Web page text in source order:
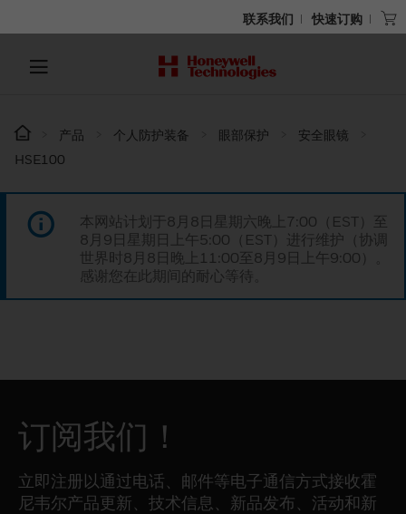
联系我们 快速订购
产品 个人防护装备 眼部保护
安全眼镜
HSE100
本网站计划于8月8日星期六晚上7:00（EST）至
8月9日星期日上午5:00（EST）进行维护（协调
世界时8月8日晚上11:00至8月9日上午9:00）。
感谢您在此期间的耐心等待。
订阅我们！
立即注册以通过电话、邮件等电子通信方式接收霍
尼韦尔产品更新、技术信息、新品发布、活动和新